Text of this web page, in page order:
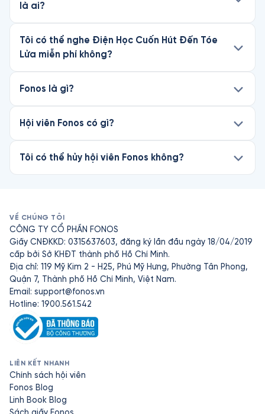
là ai?
Tôi có thể nghe Điện Học Cuốn Hút Đến Tóe
Lửa miễn phí không?
Fonos là gì?
Hội viên Fonos có gì?
Tôi có thể hủy hội viên Fonos không?
VỀ CHÚNG TÔI
CÔNG TY CỔ PHẦN FONOS
Giấy CNĐKKD: 0315637603, đăng ký lần đầu ngày 18/04/2019
cấp bởi Sở KHĐT thành phố Hồ Chí Minh.
Địa chỉ: 119 Mỹ Kim 2 - H25, Phú Mỹ Hưng, Phường Tân Phong,
Quận 7, Thành phố Hồ Chí Minh, Việt Nam.
Email: support@fonos.vn
Hotline: 1900.561.542
LIÊN KẾT NHANH
Chính sách hội viên
Fonos Blog
Linh Book Blog